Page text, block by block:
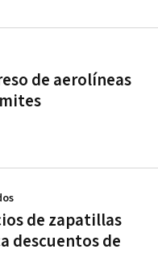
de aerolíneas
de zapatillas
descuentos de